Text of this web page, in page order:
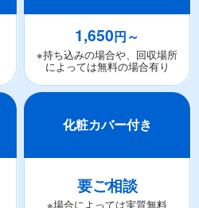
1,650円～
※持ち込みの場合や、回収場所
によっては無料の場合有り
化粧カバー付き
要ご相談
※場合によっては実質無料